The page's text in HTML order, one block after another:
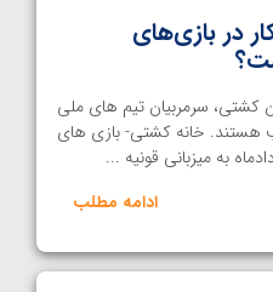
در بازی‌های
کشتی، سرمربیان تیم های ملی
هستند. خانه کشتی- بازی های
به میزبانی قونیه ...
ادامه مطلب